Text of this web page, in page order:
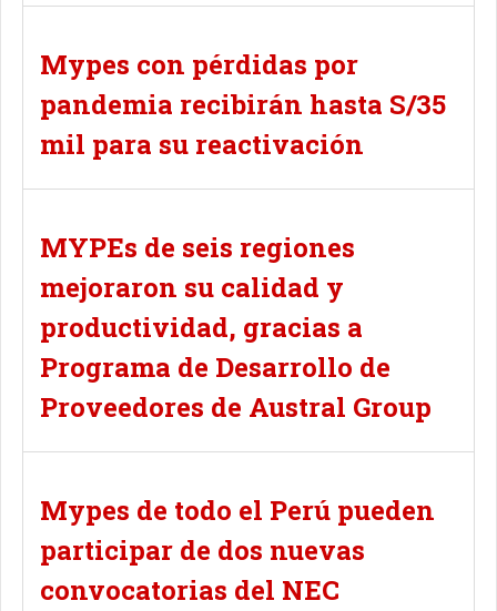
Mypes con pérdidas por
pandemia recibirán hasta S/35
mil para su reactivación
MYPEs de seis regiones
mejoraron su calidad y
productividad, gracias a
Programa de Desarrollo de
Proveedores de Austral Group
Mypes de todo el Perú pueden
participar de dos nuevas
convocatorias del NEC